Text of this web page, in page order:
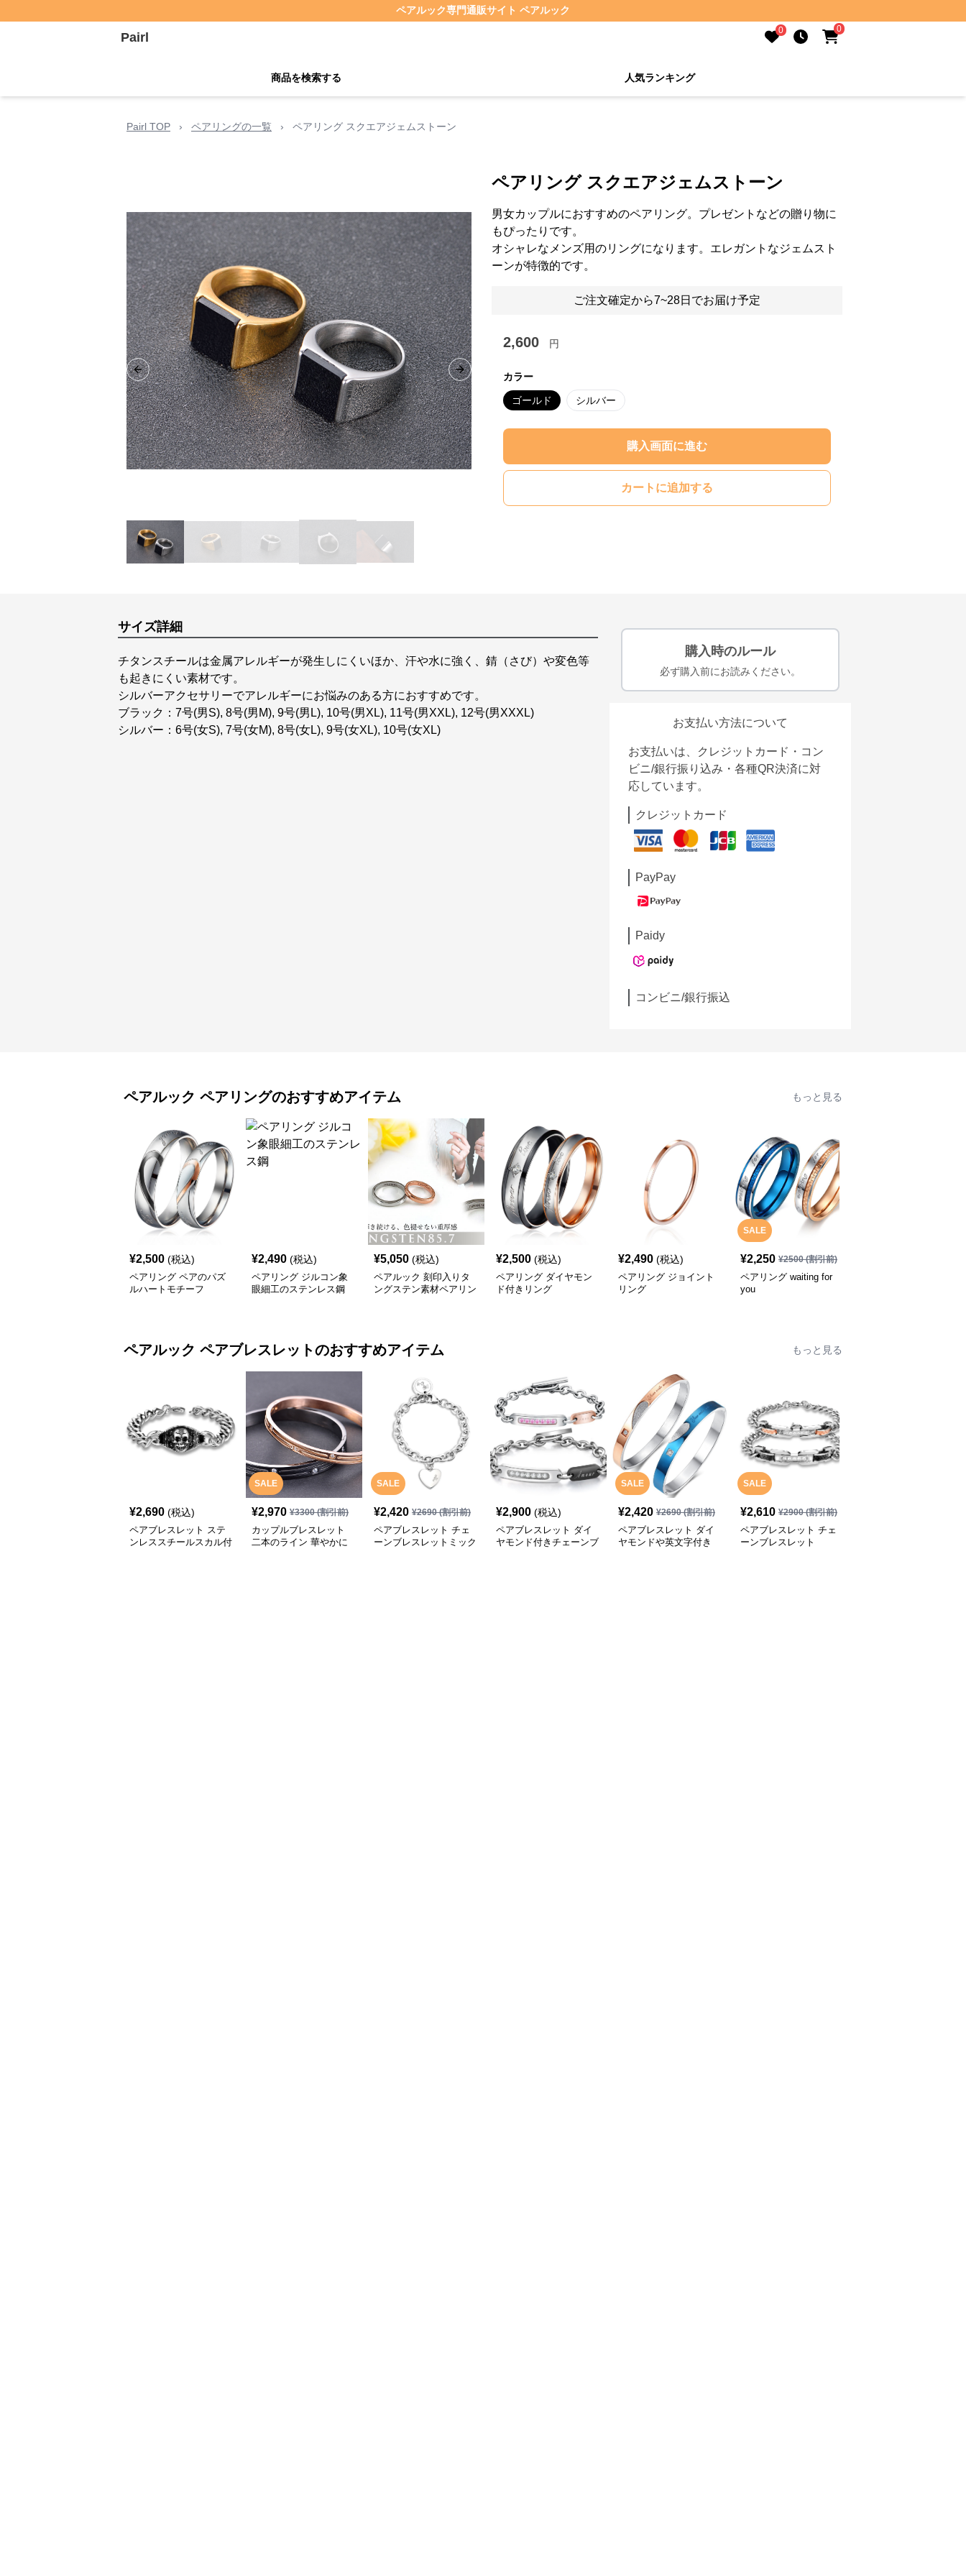
ペアルック専門通販サイト ペアルック
Pairl 0 0
商品を検索する 人気ランキング
Pairl TOP › ペアリングの一覧 › ペアリング スクエアジェムストーン
Previous slide Next slide
ペアリング スクエアジェムストーン
男女カップルにおすすめのペアリング。プレゼントなどの贈り物に
もぴったりです。
オシャレなメンズ用のリングになります。エレガントなジェムスト
ーンが特徴的です。
ご注文確定から7~28日でお届け予定
2,600 円
カラー
ゴールド シルバー
購入画面に進む
カートに追加する
サイズ詳細
チタンスチールは金属アレルギーが発生しにくいほか、汗や水に強く、錆（さび）や変色等
も起きにくい素材です。
シルバーアクセサリーでアレルギーにお悩みのある方におすすめです。
ブラック：7号(男S), 8号(男M), 9号(男L), 10号(男XL), 11号(男XXL), 12号(男XXXL)
シルバー：6号(女S), 7号(女M), 8号(女L), 9号(女XL), 10号(女XL)
購入時のルール
必ず購入前にお読みください。
お支払い方法について
お支払いは、クレジットカード・コン
ビニ/銀行振り込み・各種QR決済に対
応しています。
クレジットカード
PayPay
Paidy
コンビニ/銀行振込
ペアルック ペアリングのおすすめアイテム もっと見る
¥2,500 (税込)
ペアリング ペアのパズ
ルハートモチーフ
¥2,490 (税込)
ペアリング ジルコン象
眼細工のステンレス鋼
¥5,050 (税込)
ペアルック 刻印入りタ
ングステン素材ペアリン
¥2,500 (税込)
ペアリング ダイヤモン
ド付きリング
¥2,490 (税込)
ペアリング ジョイント
リング
SALE
¥2,250 ¥2500(割引前)
ペアリング waiting for
you
ペアルック ペアブレスレットのおすすめアイテム もっと見る
¥2,690 (税込)
ペアブレスレット ステ
ンレススチールスカル付
SALE
¥2,970 ¥3300(割引前)
カップルブレスレット
二本のライン 華やかに
SALE
¥2,420 ¥2690(割引前)
ペアブレスレット チェ
ーンブレスレットミック
¥2,900 (税込)
ペアブレスレット ダイ
ヤモンド付きチェーンブ
SALE
¥2,420 ¥2690(割引前)
ペアブレスレット ダイ
ヤモンドや英文字付き
SALE
¥2,610 ¥2900(割引前)
ペアブレスレット チェ
ーンブレスレット